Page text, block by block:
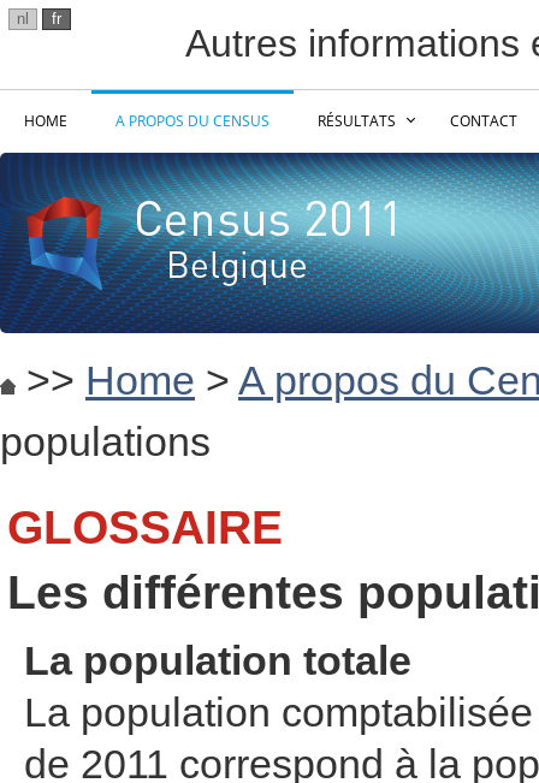
nl fr
Autres
HOME A PROPOS DU CENSUS RÉSULTATS CONTACT
>> Home > A propos du
populations
GLOSSAIRE
Les différentes
La population totale
La population
de 2011 correspond à la